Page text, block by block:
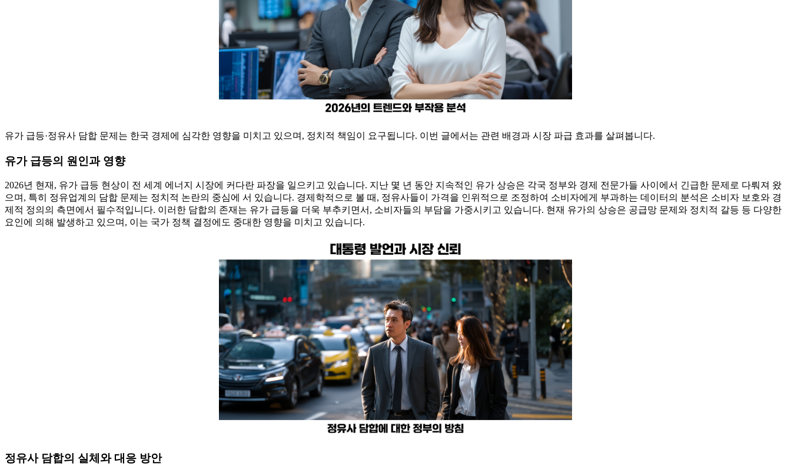
유가 급등·정유사 담합 문제는 한국 경제에 심각한 영향을 미치고 있으며, 정치적 책임이 요구됩니다. 이번 글에서는 관련 배경과 시장 파급 효과를 살펴봅니다.
유가 급등의 원인과 영향
2026년 현재, 유가 급등 현상이 전 세계 에너지 시장에 커다란 파장을 일으키고 있습니다. 지난 몇 년 동안 지속적인 유가 상승은 각국 정부와 경제 전문가들 사이에서 긴급한 문제로 다뤄져 왔
으며, 특히 정유업계의 담합 문제는 정치적 논란의 중심에 서 있습니다. 경제학적으로 볼 때, 정유사들이 가격을 인위적으로 조정하여 소비자에게 부과하는 데이터의 분석은 소비자 보호와 경
제적 정의의 측면에서 필수적입니다. 이러한 담합의 존재는 유가 급등을 더욱 부추키면서, 소비자들의 부담을 가중시키고 있습니다. 현재 유가의 상승은 공급망 문제와 정치적 갈등 등 다양한
요인에 의해 발생하고 있으며, 이는 국가 정책 결정에도 중대한 영향을 미치고 있습니다.
정유사 담합의 실체와 대응 방안